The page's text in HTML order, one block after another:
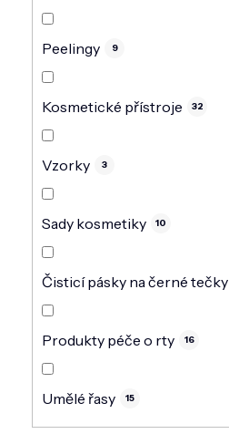
Peelingy 9
Kosmetické přístroje 32
Vzorky 3
Sady kosmetiky 10
Čisticí pásky na černé tečky
Produkty péče o rty 16
Umělé řasy 15